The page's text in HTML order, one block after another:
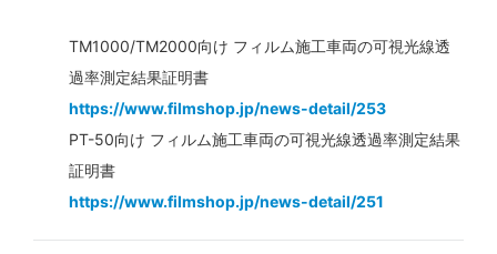
TM1000/TM2000向け フィルム施工車両の可視光線透
過率測定結果証明書
https://www.filmshop.jp/news-detail/253
PT-50向け フィルム施工車両の可視光線透過率測定結果
証明書
https://www.filmshop.jp/news-detail/251